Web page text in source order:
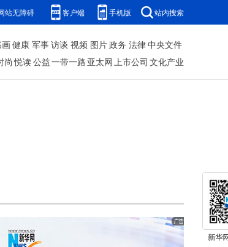
站无障碍 客户端 手机版 站内搜索
健康 军事访谈 视频 图片政务 法律中央文件
尚 悦读公益一带一路 亚太网上市公司 文化产业